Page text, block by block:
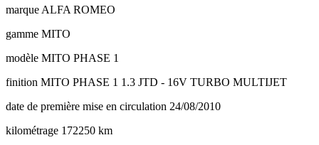
marque ALFA ROMEO
gamme MITO
modèle MITO PHASE 1
finition MITO PHASE 1 1.3 JTD - 16V TURBO MULTIJET
date de première mise en circulation 24/08/2010
kilométrage 172250 km